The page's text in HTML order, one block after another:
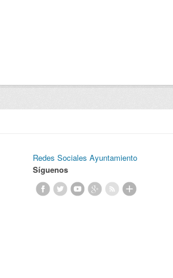
Redes Sociales Ayuntamiento
Síguenos